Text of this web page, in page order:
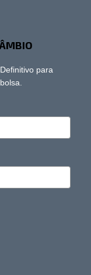
para